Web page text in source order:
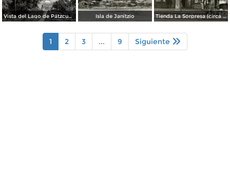
Vista del Lago de Pátzcuaro Isla de Janitzio Tienda La Sorpresa (circa 1908)
1 2 3 ... 9 Siguiente